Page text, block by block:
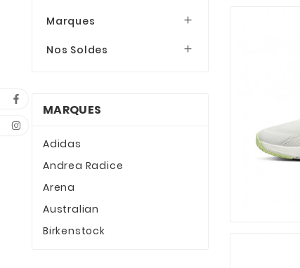
Marques 
Nos Soldes 
MARQUES
Adidas
Andrea Radice
Arena
Australian
Birkenstock